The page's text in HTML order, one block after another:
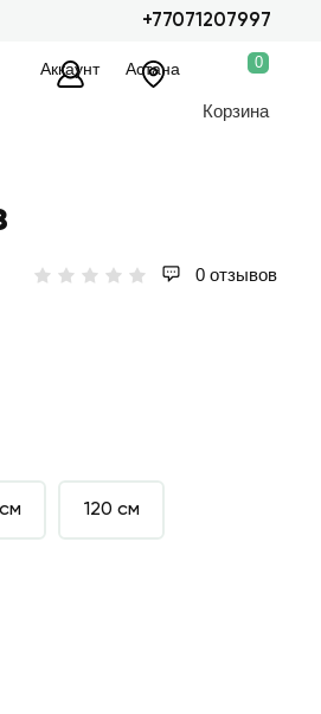
+77071207997
Аккаунт Астана 0
Корзина
0 отзывов
120 см